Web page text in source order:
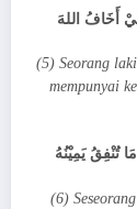
أَخَافُ اللهَ
(5) Seorang
mempunyai
تُنْفِقُ يَمِيْنُهُ
(6)